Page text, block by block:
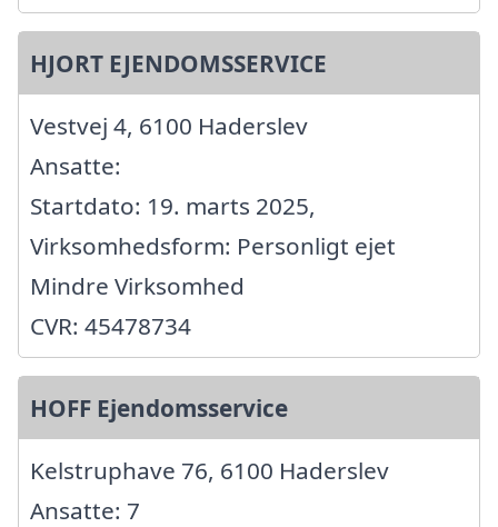
HJORT EJENDOMSSERVICE
Vestvej 4, 6100 Haderslev
Ansatte:
Startdato: 19. marts 2025,
Virksomhedsform: Personligt ejet
Mindre Virksomhed
CVR: 45478734
HOFF Ejendomsservice
Kelstruphave 76, 6100 Haderslev
Ansatte: 7